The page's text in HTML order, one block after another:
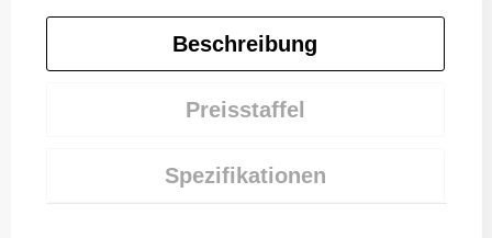
Beschreibung
Preisstaffel
Spezifikationen